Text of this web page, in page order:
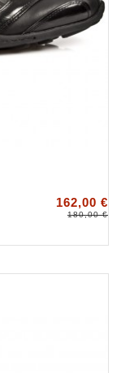
162,00 €
180,00 €